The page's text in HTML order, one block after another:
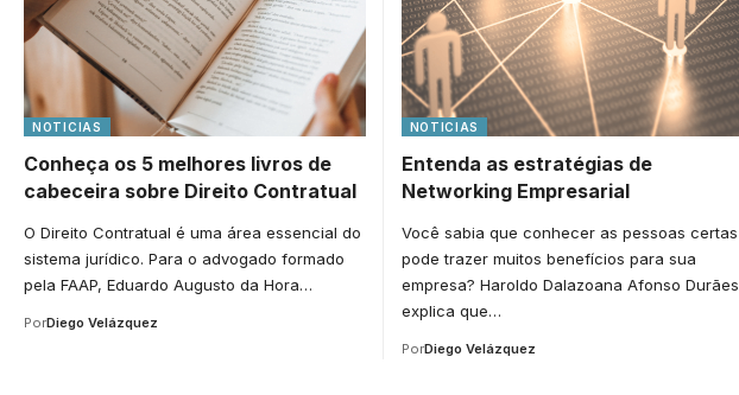
NOTICIAS
Conheça os 5 melhores livros de
cabeceira sobre Direito Contratual
O Direito Contratual é uma área essencial do
sistema jurídico. Para o advogado formado
pela FAAP, Eduardo Augusto da Hora…
PorDiego Velázquez
NOTICIAS
Entenda as estratégias de
Networking Empresarial
Você sabia que conhecer as pessoas certas
pode trazer muitos benefícios para sua
empresa? Haroldo Dalazoana Afonso Durães
explica que…
PorDiego Velázquez